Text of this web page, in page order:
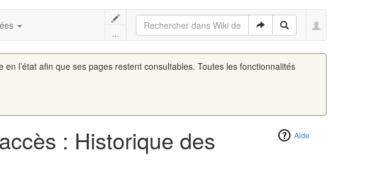
...
l’état afin que ses pages restent consultables. Toutes les fonctionnalités
Aide
: Historique des